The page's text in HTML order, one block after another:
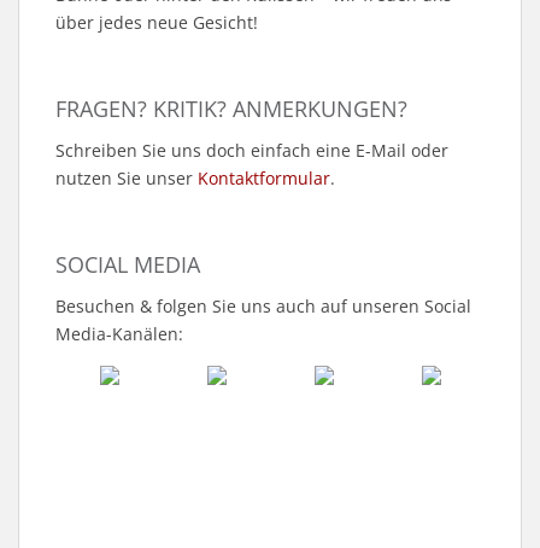
über jedes neue Gesicht!
FRAGEN? KRITIK? ANMERKUNGEN?
Schreiben Sie uns doch einfach eine E-Mail oder
nutzen Sie unser Kontaktformular.
SOCIAL MEDIA
Besuchen & folgen Sie uns auch auf unseren Social
Media-Kanälen: